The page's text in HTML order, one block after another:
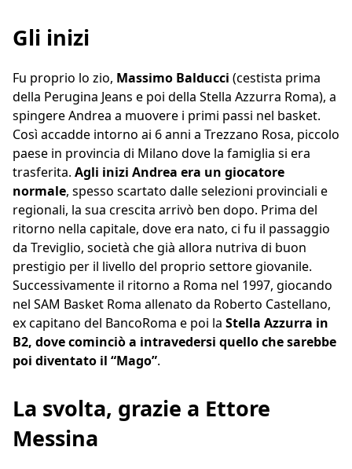
Gli inizi
Fu proprio lo zio, Massimo Balducci (cestista prima
della Perugina Jeans e poi della Stella Azzurra Roma), a
spingere Andrea a muovere i primi passi nel basket.
Così accadde intorno ai 6 anni a Trezzano Rosa, piccolo
paese in provincia di Milano dove la famiglia si era
trasferita. Agli inizi Andrea era un giocatore
normale, spesso scartato dalle selezioni provinciali e
regionali, la sua crescita arrivò ben dopo. Prima del
ritorno nella capitale, dove era nato, ci fu il passaggio
da Treviglio, società che già allora nutriva di buon
prestigio per il livello del proprio settore giovanile.
Successivamente il ritorno a Roma nel 1997, giocando
nel SAM Basket Roma allenato da Roberto Castellano,
ex capitano del BancoRoma e poi la Stella Azzurra in
B2, dove cominciò a intravedersi quello che sarebbe
poi diventato il “Mago”.
La svolta, grazie a Ettore
Messina